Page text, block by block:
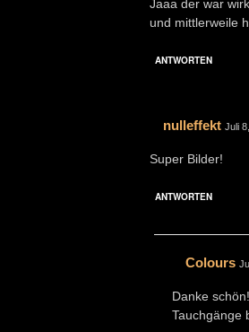
Jaaa der war
und mittlerweile
ANTWORTEN
nulleffekt Juli
Super Bilder!
ANTWORTEN
Colours
Danke
Tauchgänge